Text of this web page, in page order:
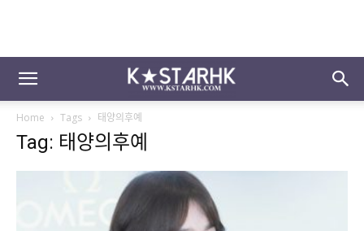
Home Tags 태양의후예
Tag: 태양의후예